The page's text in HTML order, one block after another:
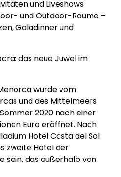
und Liveshows
und Outdoor-Räume –
Galadinner und
das neue Juwel im
wurde vom
und des Mittelmeers
2020 nach einer
Euro eröffnet. Nach
Hotel Costa del Sol
zweite Hotel der
sein, das außerhalb von